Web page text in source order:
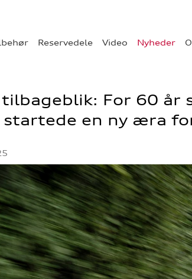
Reservedele Video Nyheder
For 60 år
startede en ny æra